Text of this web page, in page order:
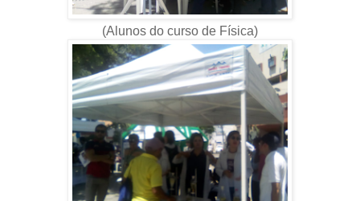
(Alunos do curso de Física)